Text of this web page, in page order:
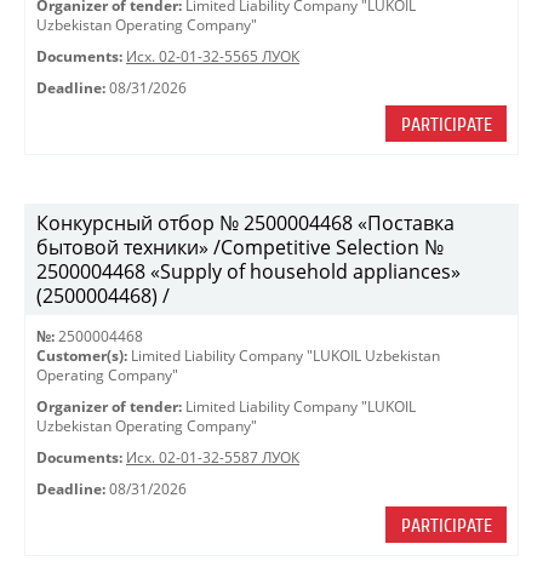
Organizer of tender: Limited Liability Company "LUKOIL
Uzbekistan Operating Company"
Documents: Исх. 02-01-32-5565 ЛУОК
Deadline: 08/31/2026
PARTICIPATE
Конкурсный отбор № 2500004468 «Поставка
бытовой техники» /Competitive Selection №
2500004468 «Supply of household appliances»
(2500004468) /
№: 2500004468
Customer(s): Limited Liability Company "LUKOIL Uzbekistan
Operating Company"
Organizer of tender: Limited Liability Company "LUKOIL
Uzbekistan Operating Company"
Documents: Исх. 02-01-32-5587 ЛУОК
Deadline: 08/31/2026
PARTICIPATE